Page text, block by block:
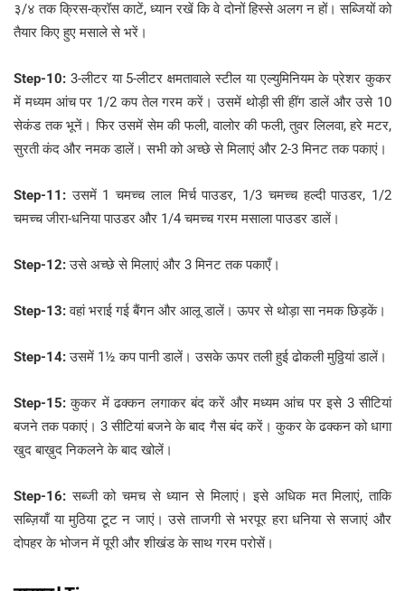
३/४ तक क्रिस-क्रॉस काटें, ध्यान रखें कि वे दोनों हिस्से अलग न हों। सब्जियों को
तैयार किए हुए मसाले से भरें।
Step-10: 3-लीटर या 5-लीटर क्षमतावाले स्टील या एल्युमिनियम के प्रेशर कुकर
में मध्यम आंच पर 1/2 कप तेल गरम करें। उसमें थोड़ी सी हींग डालें और उसे 10
सेकंड तक भूनें। फिर उसमें सेम की फली, वालोर की फली, तुवर लिलवा, हरे मटर,
सुरती कंद और नमक डालें। सभी को अच्छे से मिलाएं और 2-3 मिनट तक पकाएं।
Step-11: उसमें 1 चमच्च लाल मिर्च पाउडर, 1/3 चमच्च हल्दी पाउडर, 1/2
चमच्च जीरा-धनिया पाउडर और 1/4 चमच्च गरम मसाला पाउडर डालें।
Step-12:उसे अच्छे से मिलाएं और 3 मिनट तक पकाएँ।
Step-13:वहां भराई गई बैंगन और आलू डालें। ऊपर से थोड़ा सा नमक छिड़कें।
Step-14:उसमें 1½ कप पानी डालें। उसके ऊपर तली हुई ढोकली मुठ्ठियां डालें।
Step-15:कुकर में ढक्कन लगाकर बंद करें और मध्यम आंच पर इसे 3 सीटियां
बजने तक पकाएं। 3 सीटियां बजने के बाद गैस बंद करें। कुकर के ढक्कन को धागा
खुद बाख़ुद निकलने के बाद खोलें।
Step-16: सब्जी को चमच से ध्यान से मिलाएं। इसे अधिक मत मिलाएं, ताकि
सब्ज़ियाँ या मुठिया टूट न जाएं। उसे ताजगी से भरपूर हरा धनिया से सजाएं और
दोपहर के भोजन में पूरी और शीखंड के साथ गरम परोसें।